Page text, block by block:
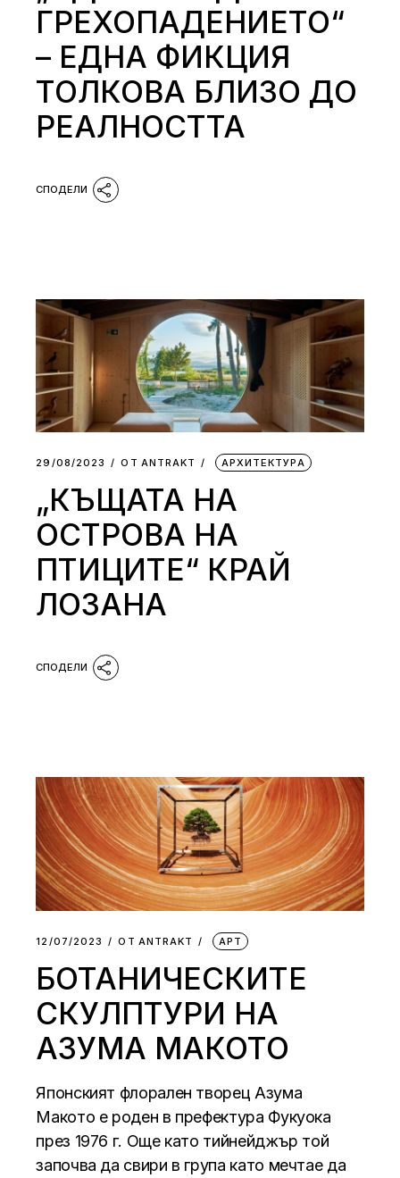
ГРЕХОПАДЕНИЕТО“
– ЕДНА ФИКЦИЯ
ТОЛКОВА БЛИЗО ДО
РЕАЛНОСТТА
29/08/2023 ОТ АNTRAKT АРХИТЕКТУРА
„КЪЩАТА НА
ОСТРОВА НА
ПТИЦИТЕ“ КРАЙ
ЛОЗАНА
12/07/2023 ОТ АNTRAKT АРТ
БОТАНИЧЕСКИТЕ
СКУЛПТУРИ НА
АЗУМА МАКОТО
Японският флорален творец Азума
Макото е роден в префектура Фукуока
през 1976 г. Още като тийнейджър той
започва да свири в група като мечтае да